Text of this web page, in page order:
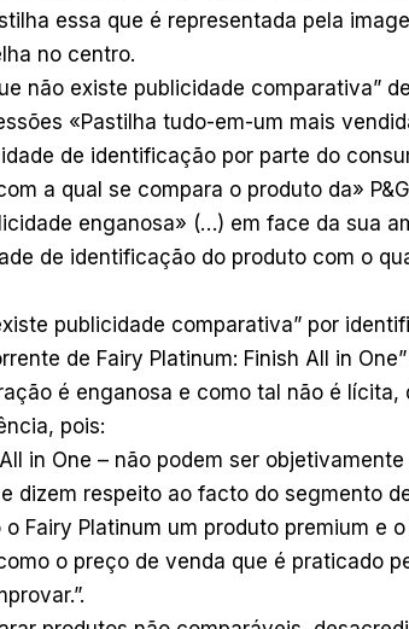
essa que é representada pela
no centro.
não existe publicidade comparativa”
«Pastilha tudo-em-um mais
de identificação por parte do
a qual se compara o produto da»
enganosa» (…) em face da sua
de identificação do produto com o
publicidade comparativa” por
de Fairy Platinum: Finish All in
é enganosa e como tal não é lícita,
pois:
in One – não podem ser
dizem respeito ao facto do segmento
Fairy Platinum um produto premium e
o preço de venda que é praticado